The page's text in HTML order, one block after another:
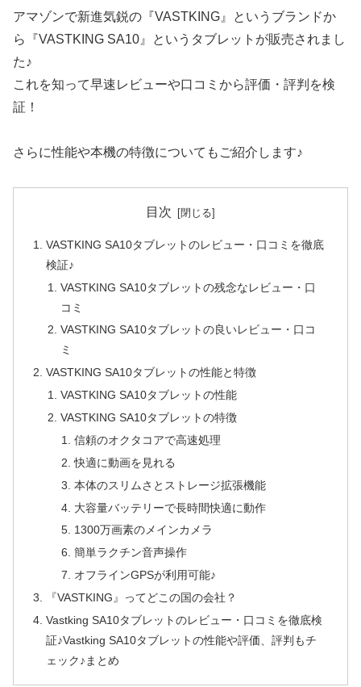
アマゾンで新進気鋭の『VASTKING』というブランドか
ら『VASTKING SA10』というタブレットが販売されまし
た♪
これを知って早速レビューや口コミから評価・評判を検
証！
さらに性能や本機の特徴についてもご紹介します♪
目次
VASTKING SA10タブレットのレビュー・口コミを徹底
検証♪
VASTKING SA10タブレットの残念なレビュー・口
コミ
VASTKING SA10タブレットの良いレビュー・口コ
ミ
VASTKING SA10タブレットの性能と特徴
VASTKING SA10タブレットの性能
VASTKING SA10タブレットの特徴
信頼のオクタコアで高速処理
快適に動画を見れる
本体のスリムさとストレージ拡張機能
大容量バッテリーで長時間快適に動作
1300万画素のメインカメラ
簡単ラクチン音声操作
オフラインGPSが利用可能♪
『VASTKING』ってどこの国の会社？
Vastking SA10タブレットのレビュー・口コミを徹底検
証♪Vastking SA10タブレットの性能や評価、評判もチ
ェック♪まとめ